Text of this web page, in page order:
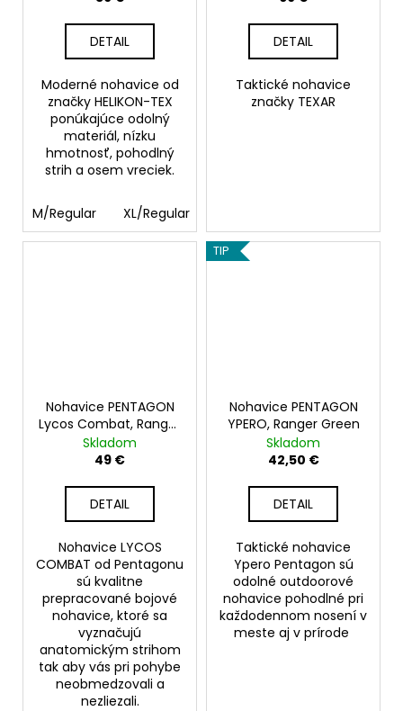
DETAIL
Moderné nohavice od
značky HELIKON-TEX
ponúkajúce odolný
materiál, nízku
hmotnosť, pohodlný
strih a osem vreciek.
M/Regular XL/Regular
DETAIL
Taktické nohavice
značky TEXAR
Nohavice PENTAGON
Lycos Combat, Ranger
Green
Skladom
49 €
DETAIL
Nohavice LYCOS
COMBAT od Pentagonu
sú kvalitne
prepracované bojové
nohavice, ktoré sa
vyznačujú
anatomickým strihom
tak aby vás pri pohybe
neobmedzovali a
nezliezali.
TIP
Nohavice PENTAGON
YPERO, Ranger Green
Skladom
42,50 €
DETAIL
Taktické nohavice
Ypero Pentagon sú
odolné outdoorové
nohavice pohodlné pri
každodennom nosení v
meste aj v prírode